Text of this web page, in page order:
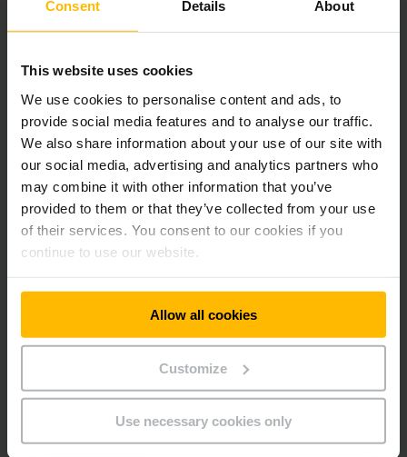
Consent Details About
This website uses cookies
We use cookies to personalise content and ads, to
provide social media features and to analyse our traffic.
We also share information about your use of our site with
our social media, advertising and analytics partners who
may combine it with other information that you’ve
provided to them or that they’ve collected from your use
of their services. You consent to our cookies if you
continue to use our website.
Allow all cookies
Customize
Use necessary cookies only
olvasztótégelyek számára
Elektromos-gyalogkíséretű emelőkocsi EDB 135
daruval
Elektromos-gyalogkíséretű emelőkocsi EDK 06
daruval
Elektromos-gyalogkíséretű emelőkocsi EDK 90
Elektromos-szállítók ETW 22 vágott fához
Vegyipar / gyógyszergyártás